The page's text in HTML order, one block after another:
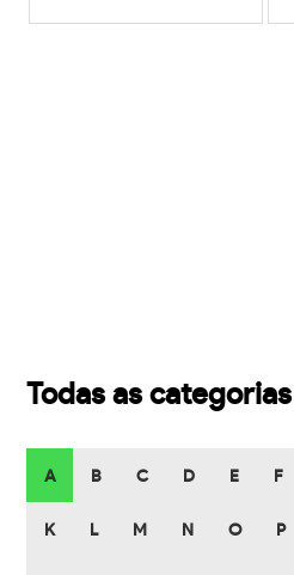
Todas as categorias
A B C D E F
K L M N O P